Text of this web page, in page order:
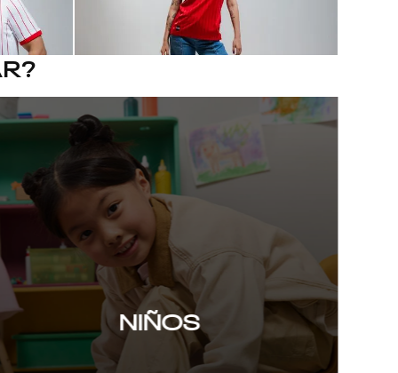
| Unisex
Camiseta Fútbol | América De Cali | Local | Mujer
fútbol
NUEVO
AMÉRICA DE CALI
$ 900
NIÑOS